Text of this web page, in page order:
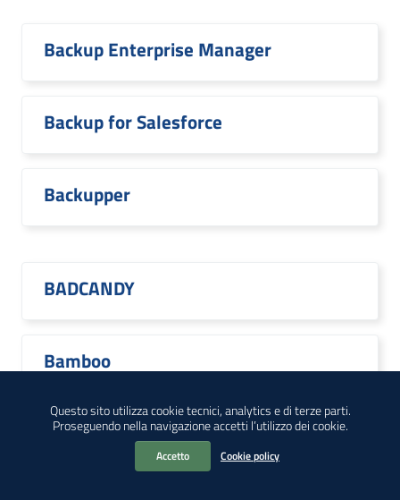
Questo sito utilizza cookie tecnici, analytics e di terze parti.
Proseguendo nella navigazione accetti l’utilizzo dei cookie.
Accetto Cookie policy
Backup Enterprise Manager
Backup for Salesforce
Backupper
BADCANDY
Bamboo
Bamboo Data Center